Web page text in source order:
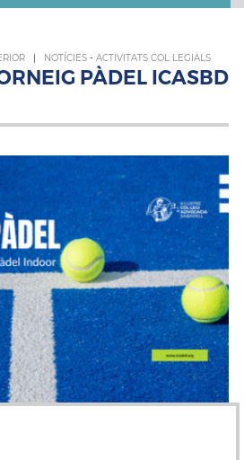
| NOTÍCIES - ACTIVITATS COL·LEGIALS
PÀDEL ICASBD